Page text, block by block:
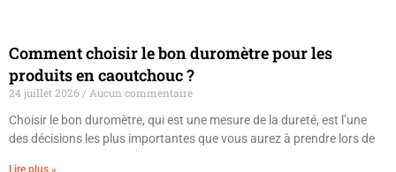
Comment choisir le bon duromètre pour les
produits en caoutchouc ?
24 juillet 2026
Aucun commentaire
Choisir le bon duromètre, qui est une mesure de la dureté, est l’une
des décisions les plus importantes que vous aurez à prendre lors de
Lire plus »